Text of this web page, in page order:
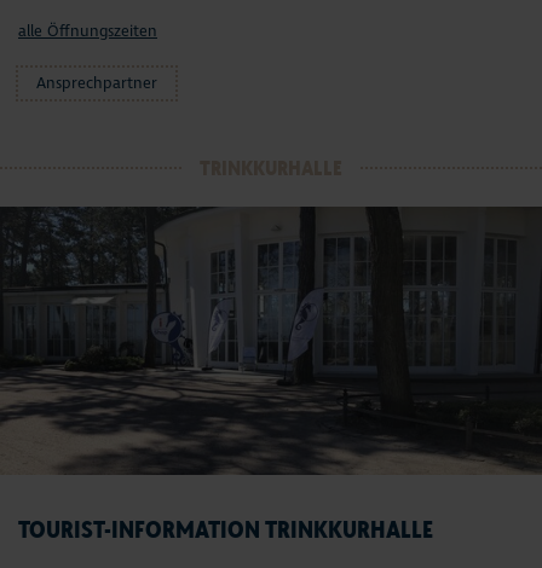
alle Öffnungszeiten
Ansprechpartner
TOURIST-INFORMATION TRINKKURHALLE